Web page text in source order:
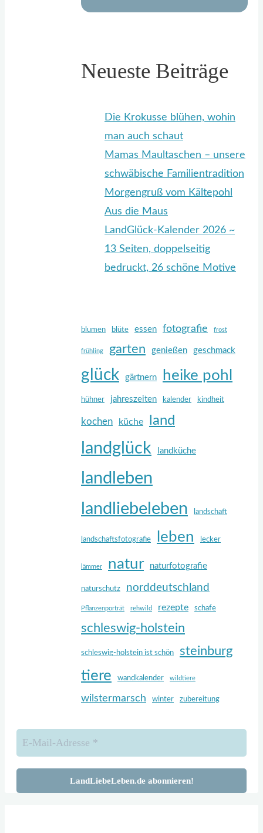
Neueste Beiträge
Die Krokusse blühen, wohin
man auch schaut
Mamas Maultaschen – unsere
schwäbische Familientradition
Morgengruß vom Kältepohl
Aus die Maus
LandGlück-Kalender 2026 ~
13 Seiten, doppelseitig
bedruckt, 26 schöne Motive
blumen blüte essen fotografie frost
frühling garten genießen geschmack
glück gärtnern heike pohl
hühner jahreszeiten kalender kindheit
kochen küche land
landglück landküche
landleben
landliebeleben
landschaft
landschaftsfotografie leben lecker
lämmer natur naturfotografie
naturschutz norddeutschland
Pflanzenporträt rehwild rezepte schafe
schleswig-holstein
schleswig-holstein ist schön steinburg
tiere wandkalender wildtiere
wilstermarsch winter zubereitung